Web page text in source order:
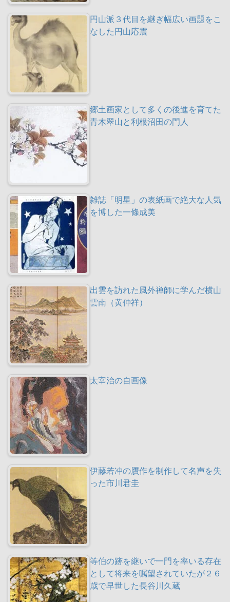
円山派３代目を継ぎ幅広い画題をこ
なした円山応震
郷土画家として多くの後進を育てた
青木翠山と利根沼田の門人
雑誌「明星」の表紙画で絶大な人気
を博した一條成美
出雲を訪れた風外禅師に学んだ横山
雲南（黄仲祥）
太宰治の自画像
伊藤若冲の贋作を制作して名声を失
った市川君圭
等伯の跡を継いで一門を率いる存在
として将来を嘱望されていたが２６
歳で早世した長谷川久蔵